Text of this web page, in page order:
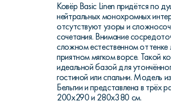
Ковёр Basic Linen придётся по
нейтральных монохромных
отсутствуют узоры и
сочетания. Внимание
сложном естественном оттенке
приятном мягком ворсе. Такой
идеальной базой для
гостиной или спальни. Модель
Бельгии и представлена в трёх
200x290 и 280x380 см.